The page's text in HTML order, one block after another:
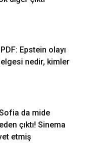
Epstein olayı
nedir, kimler
da mide
çıktı! Sinema
etmiş